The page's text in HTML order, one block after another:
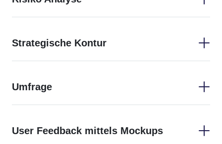
Strategische Kontur
Umfrage
User Feedback mittels Mockups